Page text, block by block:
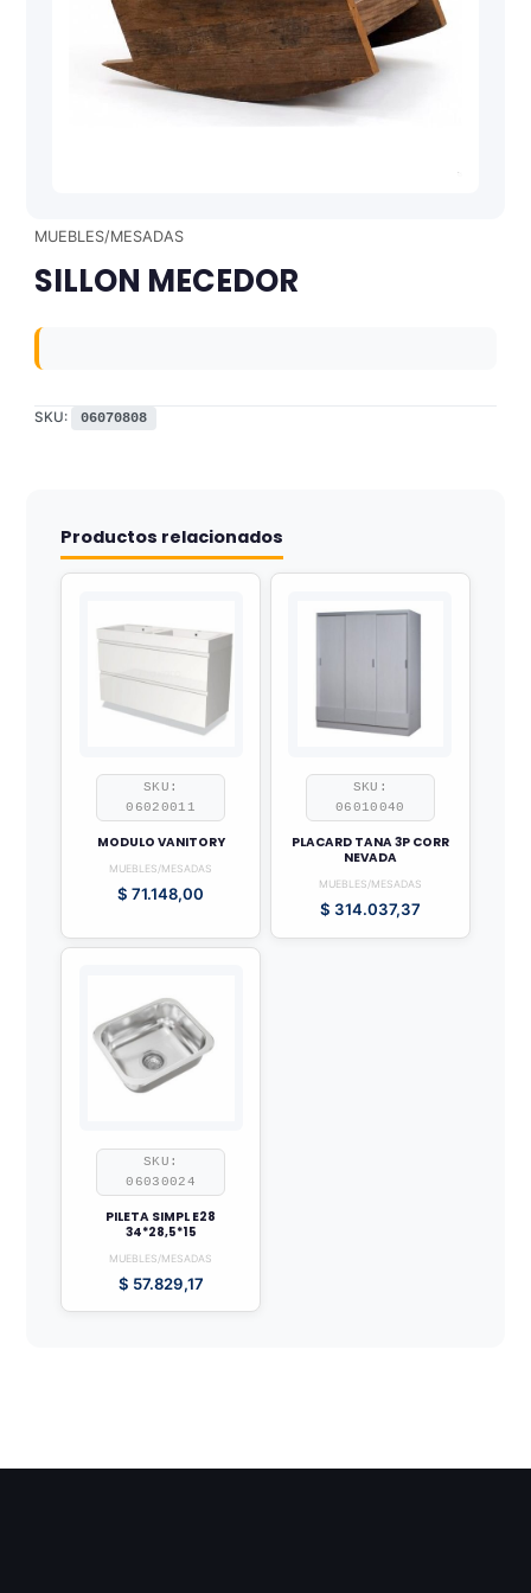
MUEBLES/MESADAS
SILLON MECEDOR
SKU: 06070808
Productos relacionados
SKU:
06020011
MODULO VANITORY
MUEBLES/MESADAS
$ 71.148,00
SKU:
06010040
PLACARD TANA 3P CORR
NEVADA
MUEBLES/MESADAS
$ 314.037,37
SKU:
06030024
PILETA SIMPL E28
34*28,5*15
MUEBLES/MESADAS
$ 57.829,17